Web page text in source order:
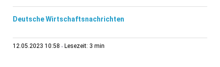
Deutsche Wirtschaftsnachrichten
12.05.2023 10:58 Lesezeit: 3 min